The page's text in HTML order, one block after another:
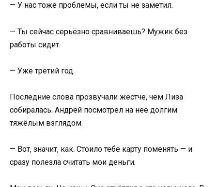
— У нас тоже проблемы, если ты не заметил.
— Ты сейчас серьёзно сравниваешь? Мужик без
работы сидит.
— Уже третий год.
Последние слова прозвучали жёстче, чем Лиза
собиралась. Андрей посмотрел на неё долгим
тяжёлым взглядом.
— Вот, значит, как. Стоило тебе карту поменять — и
сразу полезла считать мои деньги.